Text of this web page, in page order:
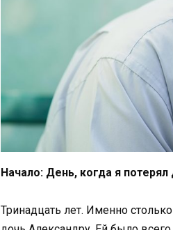
Начало: День, когда я потерял
Тринадцать лет. Именно